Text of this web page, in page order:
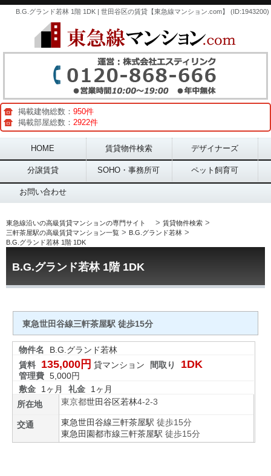
B.G.グランド若林 1階 1DK | 世田谷区の賃貸【東急線マンション.com】 (ID:1943200)
掲載建物総数： 950件
掲載部屋総数： 2922件
Main menu
HOME 賃貸物件検索 デザイナーズ
分譲賃貸 SOHO・事務所可 ペット飼育可
お問い合わせ
東急線沿いの高級賃貸マンションの専門サイト > 賃貸物件検索 >
三軒茶屋駅の高級賃貸マンション一覧 > B.G.グランド若林 >
B.G.グランド若林 1階 1DK
B.G.グランド若林 1階 1DK
東急世田谷線三軒茶屋駅 徒歩15分
物件名
B.G.グランド若林
賃料
135,000円 貸マンション 間取り 1DK
管理費 5,000円
敷金
1ヶ月 礼金
1ヶ月
所在地
東京都世田谷区若林4-2-3
交通 東急世田谷線三軒茶屋駅 徒歩15分
東急田園都市線三軒茶屋駅 徒歩15分